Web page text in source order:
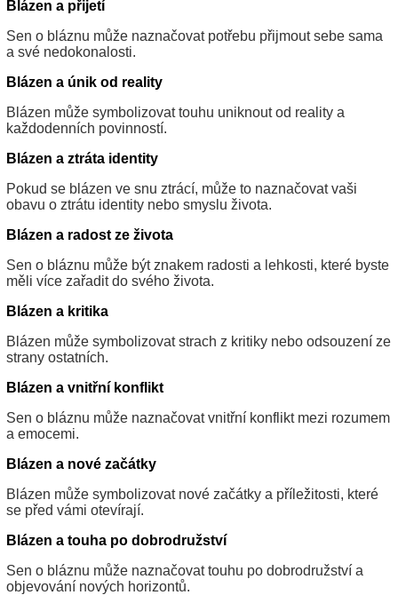
Blázen a přijetí
Sen o bláznu může naznačovat potřebu přijmout sebe sama
a své nedokonalosti.
Blázen a únik od reality
Blázen může symbolizovat touhu uniknout od reality a
každodenních povinností.
Blázen a ztráta identity
Pokud se blázen ve snu ztrácí, může to naznačovat vaši
obavu o ztrátu identity nebo smyslu života.
Blázen a radost ze života
Sen o bláznu může být znakem radosti a lehkosti, které byste
měli více zařadit do svého života.
Blázen a kritika
Blázen může symbolizovat strach z kritiky nebo odsouzení ze
strany ostatních.
Blázen a vnitřní konflikt
Sen o bláznu může naznačovat vnitřní konflikt mezi rozumem
a emocemi.
Blázen a nové začátky
Blázen může symbolizovat nové začátky a příležitosti, které
se před vámi otevírají.
Blázen a touha po dobrodružství
Sen o bláznu může naznačovat touhu po dobrodružství a
objevování nových horizontů.